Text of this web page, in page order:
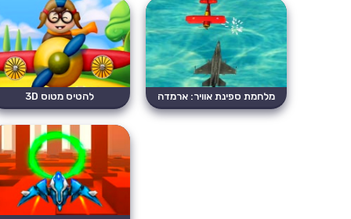
מלחמת ספינת אוויר: ארמדה להטיס מטוס 3D